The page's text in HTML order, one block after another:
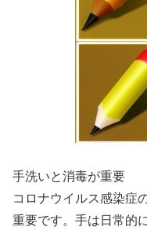
手洗いと消毒が重要
コロナウイルス感染症
重要です。手は日常的